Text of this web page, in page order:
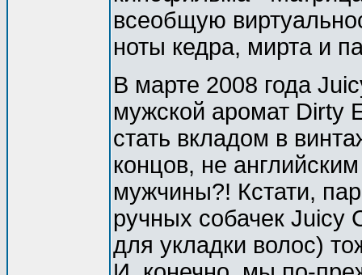
всеобщую
ноты кедра, мирта и
В марте 2008 года
мужской аромат Dirty
стать вкладом в
концов, не
мужчины?! Кстати,
ручных собачек
для укладки волос)